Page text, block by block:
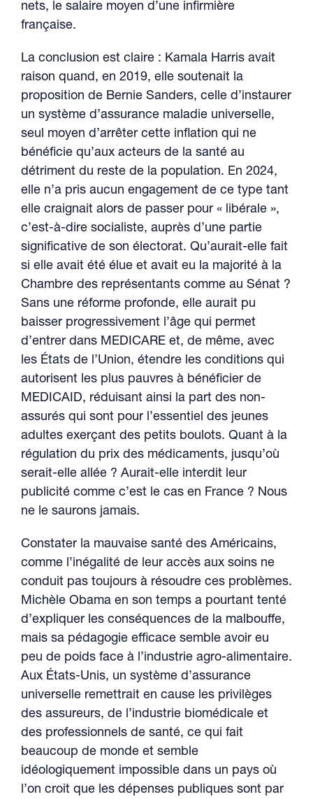
nets, le salaire moyen d’une infirmière
française.
La conclusion est claire : Kamala Harris avait
raison quand, en 2019, elle soutenait la
proposition de Bernie Sanders, celle d’instaurer
un système d’assurance maladie universelle,
seul moyen d’arrêter cette inflation qui ne
bénéficie qu’aux acteurs de la santé au
détriment du reste de la population. En 2024,
elle n’a pris aucun engagement de ce type tant
elle craignait alors de passer pour « libérale »,
c’est-à-dire socialiste, auprès d’une partie
significative de son électorat. Qu’aurait-elle fait
si elle avait été élue et avait eu la majorité à la
Chambre des représentants comme au Sénat ?
Sans une réforme profonde, elle aurait pu
baisser progressivement l’âge qui permet
d’entrer dans MEDICARE et, de même, avec
les États de l’Union, étendre les conditions qui
autorisent les plus pauvres à bénéficier de
MEDICAID, réduisant ainsi la part des non-
assurés qui sont pour l’essentiel des jeunes
adultes exerçant des petits boulots. Quant à la
régulation du prix des médicaments, jusqu’où
serait-elle allée ? Aurait-elle interdit leur
publicité comme c’est le cas en France ? Nous
ne le saurons jamais.
Constater la mauvaise santé des Américains,
comme l’inégalité de leur accès aux soins ne
conduit pas toujours à résoudre ces problèmes.
Michèle Obama en son temps a pourtant tenté
d’expliquer les conséquences de la malbouffe,
mais sa pédagogie efficace semble avoir eu
peu de poids face à l’industrie agro-alimentaire.
Aux États-Unis, un système d’assurance
universelle remettrait en cause les privilèges
des assureurs, de l’industrie biomédicale et
des professionnels de santé, ce qui fait
beaucoup de monde et semble
idéologiquement impossible dans un pays où
l’on croit que les dépenses publiques sont par